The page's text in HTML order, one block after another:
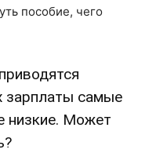
пособие, чего
зарплаты самые
низкие. Может